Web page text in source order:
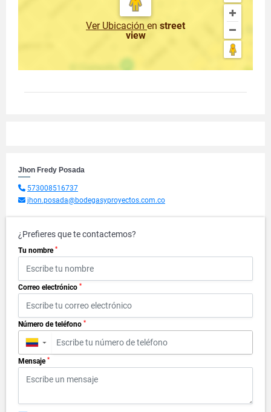
Ver Ubicación en street
view
Jhon Fredy Posada
573008516737
jhon.posada@bodegasyproyectos.com.co
¿Prefieres que te contactemos?
Tu nombre *
Correo electrónico *
Número de teléfono *
▼
Mensaje *